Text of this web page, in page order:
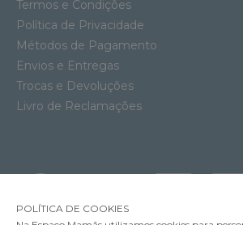
Termos e Condições
Política de Privacidade
Métodos de Pagamento
Envios e Entregas
Trocas e Devoluções
Livro de Reclamações
POLÍTICA DE COOKIES